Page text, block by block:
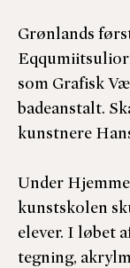
Grønlands
som Grafisk
badeanstalt.
kunstnere
Under
kunstskolen
elever. I løbet
tegning,